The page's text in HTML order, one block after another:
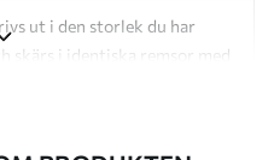
ut i den storlek du har
skärs i identiska remsor med